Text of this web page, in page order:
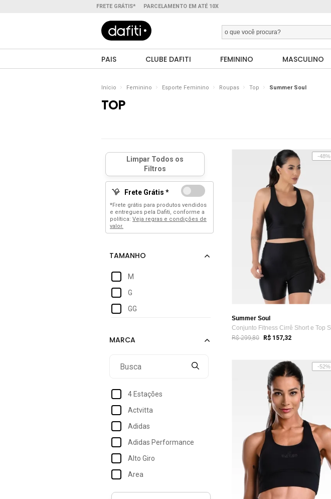
FRETE GRÁTIS* PARCELAMENTO EM ATÉ 10X
PAIS CLUBE DAFITI FEMININO MASCULINO
Início Feminino Esporte Feminino Roupas Top Summer Soul
TOP
Frete Grátis *
*Frete grátis para produtos vendidos
e entregues pela Dafiti, conforme a
política: Veja regras e condições de
valor.
M
G
GG
4 Estações
Actvitta
Adidas
Adidas Performance
Alto Giro
Area
Autentique
-48%
Summer Soul
R$ 299,80 R$ 157,32
-52%